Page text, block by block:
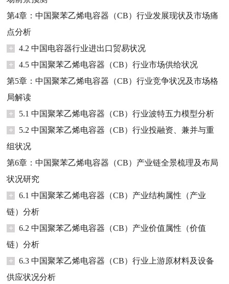
第4章：中国聚苯乙烯电容器（CB）行业发展现状及市场痛
点分析
+
4.2 中国电容器行业进出口贸易状况
+
4.5 中国聚苯乙烯电容器（CB）行业市场供给状况
第5章：中国聚苯乙烯电容器（CB）行业竞争状况及市场格
局解读
+
5.1 中国聚苯乙烯电容器（CB）行业波特五力模型分析
+
5.2 中国聚苯乙烯电容器（CB）行业投融资、兼并与重
组状况
第6章：中国聚苯乙烯电容器（CB）产业链全景梳理及布局
状况研究
+
6.1 中国聚苯乙烯电容器（CB）产业结构属性（产业
链）分析
+
6.2 中国聚苯乙烯电容器（CB）产业价值属性（价值
链）分析
+
6.3 中国聚苯乙烯电容器（CB）行业上游原材料及设备
供应状况分析